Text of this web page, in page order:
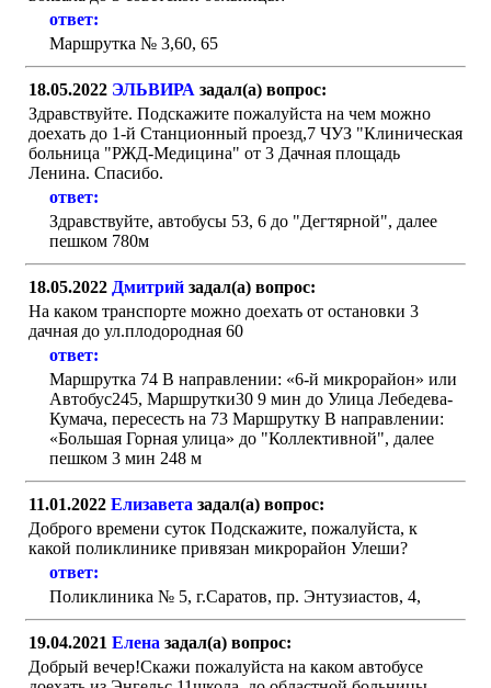
ответ:
Маршрутка № 3,60, 65
18.05.2022 ЭЛЬВИРА задал(а) вопрос:
Здравствуйте. Подскажите пожалуйста на чем можно
доехать до 1-й Станционный проезд,7 ЧУЗ "Клиническая
больница "РЖД-Медицина" от 3 Дачная площадь
Ленина. Спасибо.
ответ:
Здравствуйте, автобусы 53, 6 до "Дегтярной", далее
пешком 780м
18.05.2022 Дмитрий задал(а) вопрос:
На каком транспорте можно доехать от остановки 3
дачная до ул.плодородная 60
ответ:
Маршрутка 74 В направлении: «6-й микрорайон» или
Автобус245, Маршрутки30 9 мин до Улица Лебедева-
Кумача, пересесть на 73 Маршрутку В направлении:
«Большая Горная улица» до "Коллективной", далее
пешком 3 мин 248 м
11.01.2022 Елизавета задал(а) вопрос:
Доброго времени суток Подскажите, пожалуйста, к
какой поликлинике привязан микрорайон Улеши?
ответ:
Поликлиника № 5, г.Саратов, пр. Энтузиастов, 4,
19.04.2021 Елена задал(а) вопрос:
Добрый вечер!Скажи пожалуйста на каком автобусе